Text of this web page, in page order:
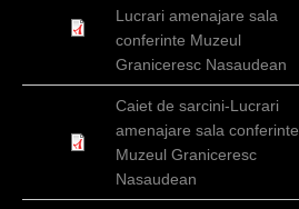
Lucrari amenajare sala
conferinte Muzeul
Graniceresc Nasaudean
Caiet de sarcini-Lucrari
amenajare sala conferinte
Muzeul Graniceresc
Nasaudean